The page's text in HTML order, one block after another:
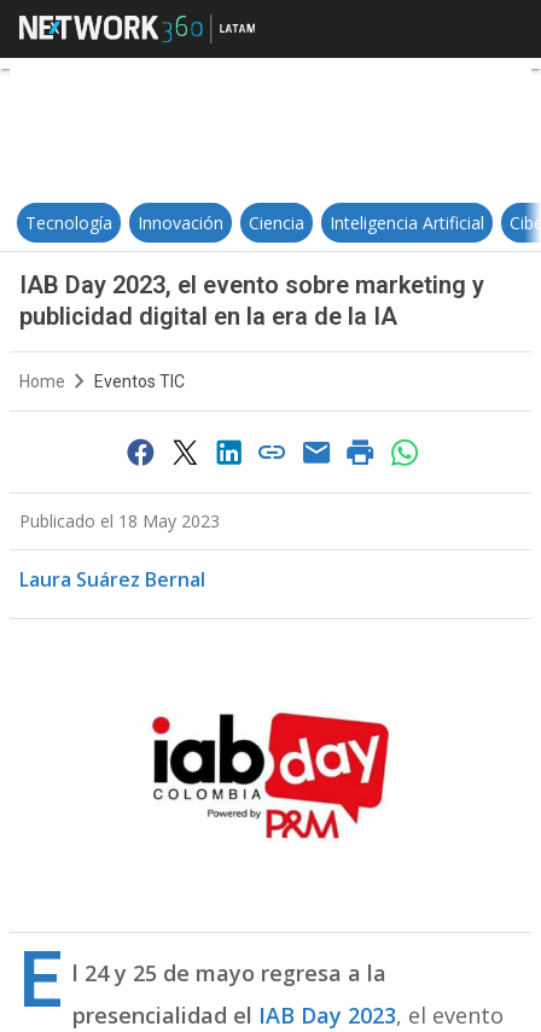
IAB Day 2023, el evento sobre
Tecnología Innovación Ciencia Inteligencia Artificial
IAB Day 2023, el evento sobre marketing y
publicidad digital en la era de la IA
Home Eventos TIC
Publicado el 18 May 2023
Laura Suárez Bernal
E l 24 y 25 de mayo regresa a la
presencialidad el IAB Day 2023, el evento